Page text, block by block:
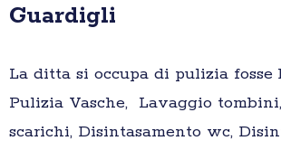
Guardigli
La ditta si occupa di pulizia fosse
Pulizia Vasche, Lavaggio
scarichi, Disintasamento wc,